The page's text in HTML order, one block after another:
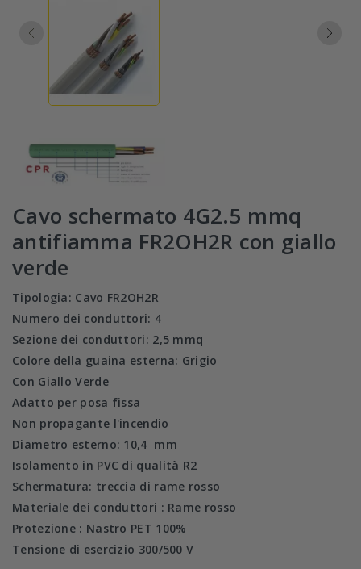
Cavo schermato 4G2.5 mmq
antifiamma FR2OH2R con giallo
verde
Tipologia: Cavo FR2OH2R
Numero dei conduttori: 4
Sezione dei conduttori: 2,5 mmq
Colore della guaina esterna: Grigio
Con Giallo Verde
Adatto per posa fissa
Non propagante l'incendio
Diametro esterno: 10,4 mm
Isolamento in PVC di qualità R2
Schermatura: treccia di rame rosso
Materiale dei conduttori : Rame rosso
Protezione : Nastro PET 100%
Tensione di esercizio 300/500 V